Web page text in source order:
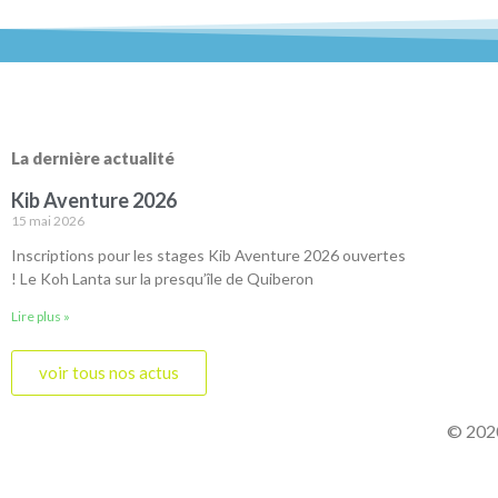
La dernière actualité
Kib Aventure 2026
15 mai 2026
Inscriptions pour les stages Kib Aventure 2026 ouvertes
! Le Koh Lanta sur la presqu’île de Quiberon
Lire plus »
voir tous nos actus
©